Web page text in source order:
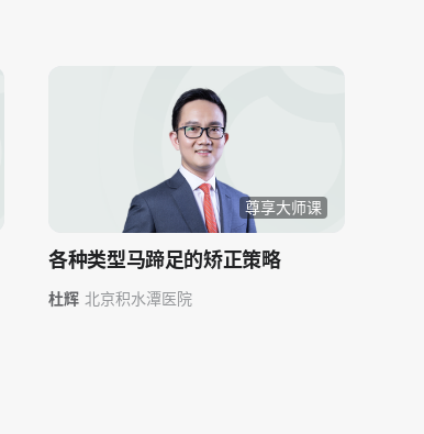
尊享大师课
各种类型马蹄足的矫正策略
杜辉 北京积水潭医院